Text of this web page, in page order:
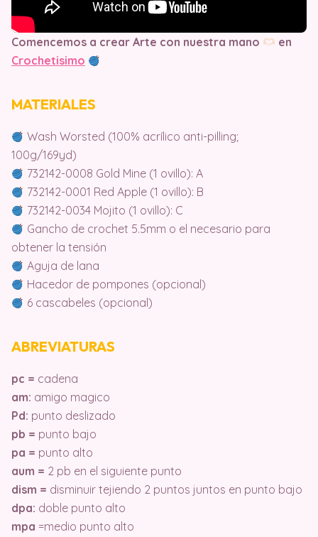
Comencemos a crear Arte con nuestra mano
en
Crochetisimo
MATERIALES
Wash Worsted (100% acrílico anti-pilling;
100g/169yd)
732142-0008 Gold Mine (1 ovillo): A
732142-0001 Red Apple (1 ovillo): B
732142-0034 Mojito (1 ovillo): C
Gancho de crochet 5.5mm o el necesario para
obtener la tensión
Aguja de lana
Hacedor de pompones (opcional)
6 cascabeles (opcional)
ABREVIATURAS
pc = cadena
am: amigo magico
Pd: punto deslizado
pb = punto bajo
pa = punto alto
aum = 2 pb en el siguiente punto
dism = disminuir tejiendo 2 puntos juntos en punto bajo
dpa: doble punto alto
mpa =medio punto alto